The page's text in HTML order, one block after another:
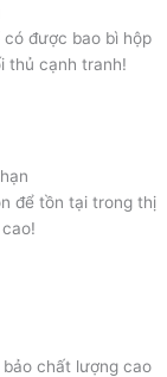
được bao bì hộp
thủ cạnh tranh!
để tồn tại trong thị
bảo chất lượng cao